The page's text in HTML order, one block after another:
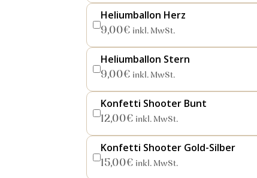
Heliumballon Herz
9,00€ inkl. MwSt.
Heliumballon Stern
9,00€ inkl. MwSt.
Konfetti Shooter Bunt
12,00€ inkl. MwSt.
Konfetti Shooter Gold-Silber
15,00€ inkl. MwSt.